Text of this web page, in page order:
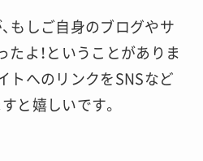
もしご自身のブログやサ
たよ！ということがありま
トへのリンクをSNSなど
と嬉しいです。